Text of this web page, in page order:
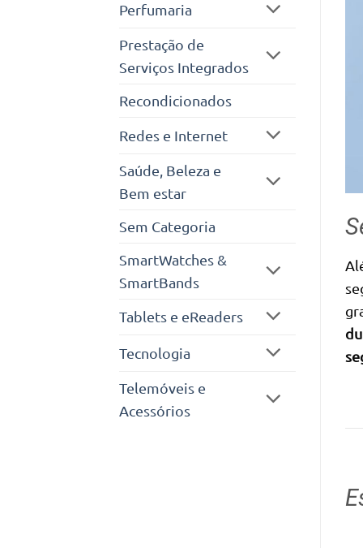
Perfumaria
Prestação de
Serviços Integrados
Recondicionados
Redes e Internet
Saúde, Beleza e
Bem estar
Sem Categoria
SmartWatches &
SmartBands
Tablets e eReaders
Tecnologia
Telemóveis e
Acessórios